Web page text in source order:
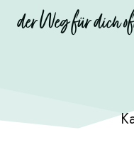
der Weg für dich